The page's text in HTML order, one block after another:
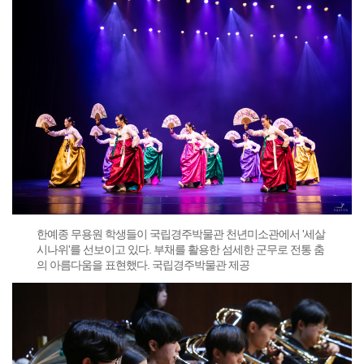
한예종 무용원 학생들이 국립경주박물관 천년미소관에서 '세살
시나위'를 선보이고 있다. 부채를 활용한 섬세한 군무로 전통 춤
의 아름다움을 표현했다. 국립경주박물관 제공